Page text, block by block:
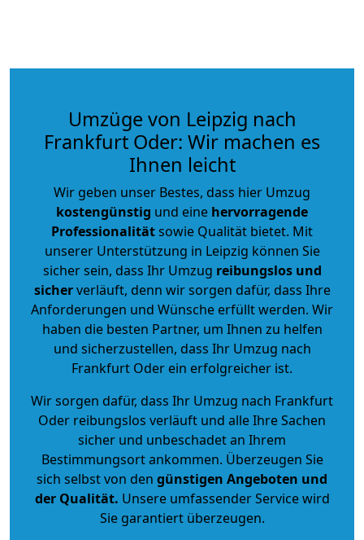
Umzüge von Leipzig nach
Frankfurt Oder: Wir machen es
Ihnen leicht
Wir geben unser Bestes, dass hier Umzug
kostengünstig und eine hervorragende
Professionalitätsowie Qualität bietet. Mit
unserer Unterstützung in Leipzig können Sie
sicher sein, dass Ihr Umzug reibungslos und
sicherverläuft, denn wir sorgen dafür, dass Ihre
Anforderungen und Wünsche erfüllt werden. Wir
haben die besten Partner, um Ihnen zu helfen
und sicherzustellen, dass Ihr Umzug nach
Frankfurt Oder ein erfolgreicher ist.
Wir sorgen dafür, dass Ihr Umzug nach Frankfurt
Oder reibungslos verläuft und alle Ihre Sachen
sicher und unbeschadet an Ihrem
Bestimmungsort ankommen. Überzeugen Sie
sich selbst von den günstigen Angeboten und
der Qualität. Unsere umfassender Service wird
Sie garantiert überzeugen.